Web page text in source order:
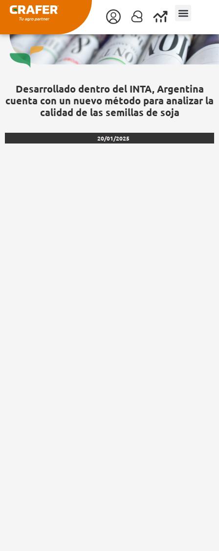
contenido
Desarrollado dentro del INTA, Argentina
cuenta con un nuevo método para analizar la
calidad de las semillas de soja
20/01/2025